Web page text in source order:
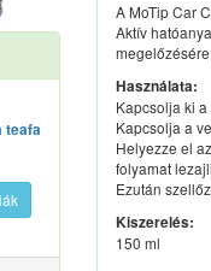
teafa
A MoTip Car
Aktív
Használata:
Kapcsolja ki
Kapcsolja a
Helyezze el
folyamat
Ezután
Kiszerelés:
150 ml